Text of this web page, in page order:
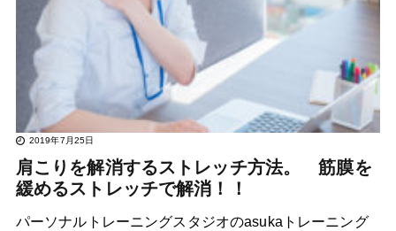
2019年7月25日
肩こりを解消するストレッチ方法。 筋膜を
緩めるストレッチで解消！！
パーソナルトレーニングスタジオのasukaトレーニング